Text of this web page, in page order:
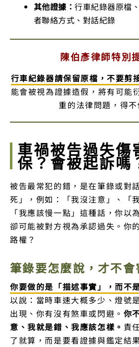
其他證據：行車紀錄器原檔
者聯絡方式、對話紀錄
陳伯彥律師特別
行車紀錄器請保留原檔，不要剪
能會被視為證據造假，將有可能
重的法律問題，得不
車禍被告過失傷
保？會被起訴嗎
被告最常犯的錯，是在筆錄或對
死」，例如：「我沒注意」、「
「我應該慢一點」這種話，你以
卻可能被對方視為承認過失。你
路權？
筆錄要怎麼說，才不會
你要做的是「描述事實」，而不
以說：當時車速大概多少、燈號
出現、你有沒有煞車或閃避。 你
意、我就是錯、我應該怎樣。 責
了就算，而是要看證據與鑑定結